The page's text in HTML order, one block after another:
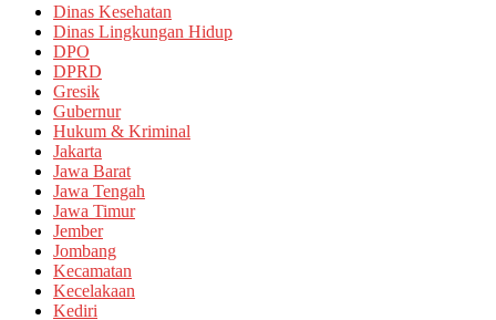
Dinas Kesehatan
Dinas Lingkungan Hidup
DPO
DPRD
Gresik
Gubernur
Hukum & Kriminal
Jakarta
Jawa Barat
Jawa Tengah
Jawa Timur
Jember
Jombang
Kecamatan
Kecelakaan
Kediri